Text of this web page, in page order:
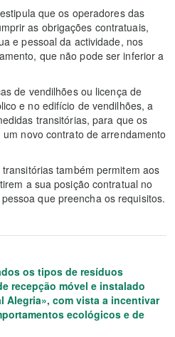
que os operadores das
as obrigações contratuais,
e pessoal da actividade, nos
que não pode ser inferior a
de vendilhões ou licença de
e no edifício de vendilhões, a
transitórias, para que os
novo contrato de arrendamento
também permitem aos
a sua posição contratual no
que preencha os requisitos.
os tipos de resíduos
recepção móvel e instalado
Alegria», com vista a incentivar
ecológicos e de